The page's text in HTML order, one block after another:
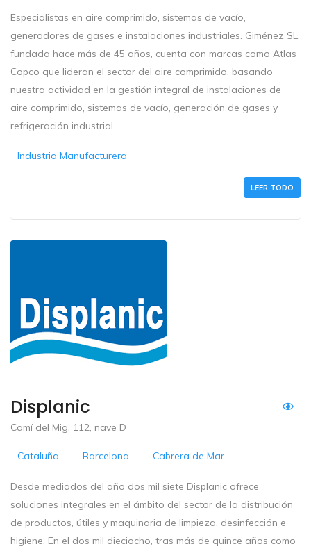
Especialistas en aire comprimido, sistemas de vacío,
generadores de gases e instalaciones industriales. Giménez SL,
fundada hace más de 45 años, cuenta con marcas como Atlas
Copco que lideran el sector del aire comprimido, basando
nuestra actividad en la gestión integral de instalaciones de
aire comprimido, sistemas de vacío, generación de gases y
refrigeración industrial...
Industria Manufacturera
LEER TODO
Displanic
Camí del Mig, 112, nave D
Cataluña - Barcelona - Cabrera de Mar
Desde mediados del año dos mil siete Displanic ofrece
soluciones integrales en el ámbito del sector de la distribución
de productos, útiles y maquinaria de limpieza, desinfección e
higiene. En el dos mil dieciocho, tras más de quince años como